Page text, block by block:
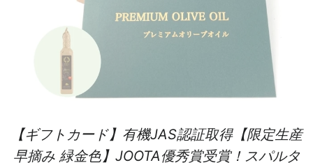
【ギフトカード】有機JAS認証取得【限定生産
早摘み 緑金色】JOOTA優秀賞受賞！スパルタ